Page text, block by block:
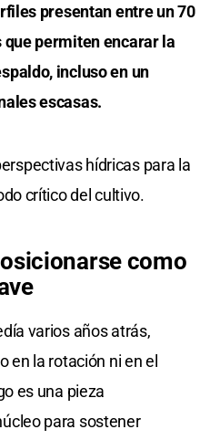
presentan entre un 70
que permiten encarar la
incluso en un
escasas.
hídricas para la
crítico del cultivo.
como
varios años atrás,
en la rotación ni en el
es una pieza
para sostener